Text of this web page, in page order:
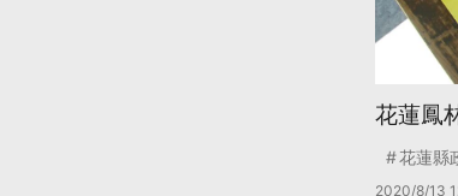
花蓮鳳
花蓮縣
2020/8/13